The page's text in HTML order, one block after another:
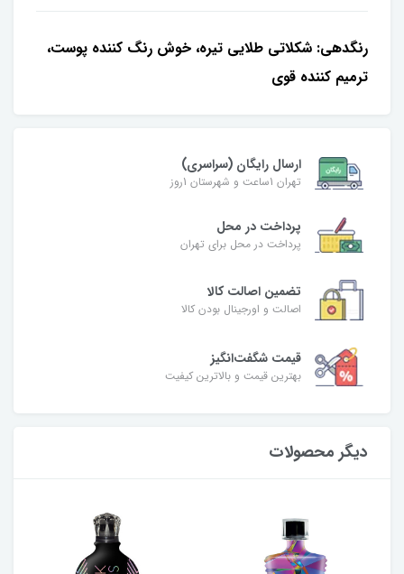
رنگدهی: شكلاتى طلايى تيره، خوش رنگ كننده پوست،
ترميم كننده قوى
ارسال رایگان (سراسری)
تهران 1ساعت و شهرستان 1روز
پرداخت در محل
پرداخت در محل برای تهران
تضمین اصالت کالا
اصالت و اورجینال بودن کالا
قیمت شگفت‌انگیز
بهترین قیمت و بالاترین کیفیت
دیگر محصولات